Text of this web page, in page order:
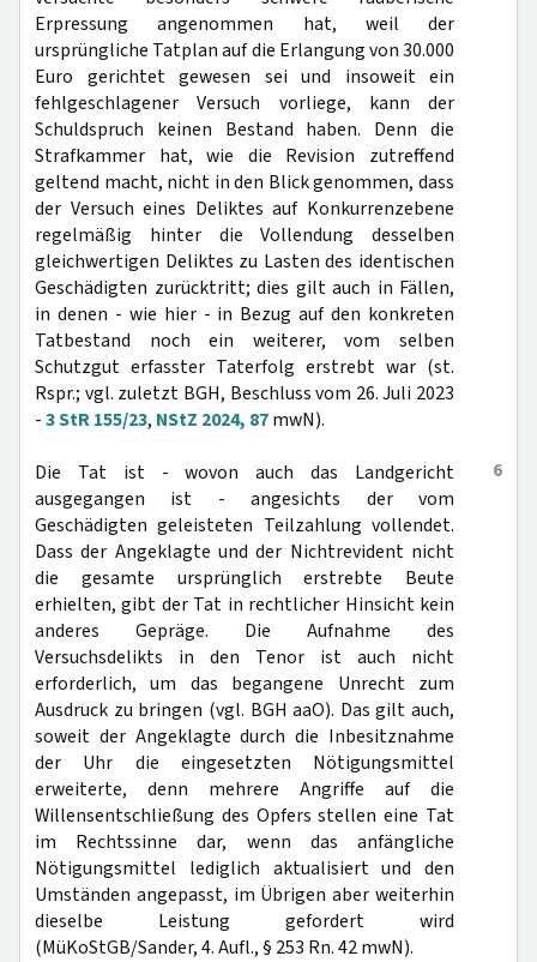
Erpressung angenommen hat, weil der
ursprüngliche Tatplan auf die Erlangung von 30.000
Euro gerichtet gewesen sei und insoweit ein
fehlgeschlagener Versuch vorliege, kann der
Schuldspruch keinen Bestand haben. Denn die
Strafkammer hat, wie die Revision zutreffend
geltend macht, nicht in den Blick genommen, dass
der Versuch eines Deliktes auf Konkurrenzebene
regelmäßig hinter die Vollendung desselben
gleichwertigen Deliktes zu Lasten des identischen
Geschädigten zurücktritt; dies gilt auch in Fällen,
in denen - wie hier - in Bezug auf den konkreten
Tatbestand noch ein weiterer, vom selben
Schutzgut erfasster Taterfolg erstrebt war (st.
Rspr.; vgl. zuletzt BGH, Beschluss vom 26. Juli 2023
-3 StR 155/23, NStZ 2024, 87mwN).
6
Die Tat ist - wovon auch das Landgericht
ausgegangen ist - angesichts der vom
Geschädigten geleisteten Teilzahlung vollendet.
Dass der Angeklagte und der Nichtrevident nicht
die gesamte ursprünglich erstrebte Beute
erhielten, gibt der Tat in rechtlicher Hinsicht kein
anderes Gepräge. Die Aufnahme des
Versuchsdelikts in den Tenor ist auch nicht
erforderlich, um das begangene Unrecht zum
Ausdruck zu bringen (vgl. BGH aaO). Das gilt auch,
soweit der Angeklagte durch die Inbesitznahme
der Uhr die eingesetzten Nötigungsmittel
erweiterte, denn mehrere Angriffe auf die
Willensentschließung des Opfers stellen eine Tat
im Rechtssinne dar, wenn das anfängliche
Nötigungsmittel lediglich aktualisiert und den
Umständen angepasst, im Übrigen aber weiterhin
dieselbe Leistung gefordert wird
(MüKoStGB/Sander, 4. Aufl., § 253 Rn. 42 mwN).